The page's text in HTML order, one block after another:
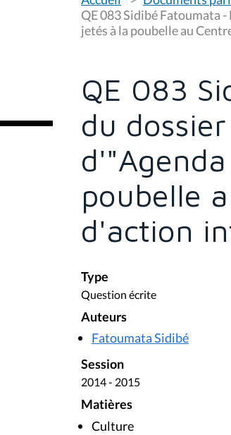
u
s
ê
c
:
QE 083 Sidibé Fatoumata
jetés à la poubelle au
QE 083
du
poubelle
d'action
Type
Question écrite
Auteurs
Fatoumata Sidibé
Session
2014 - 2015
Matières
Culture